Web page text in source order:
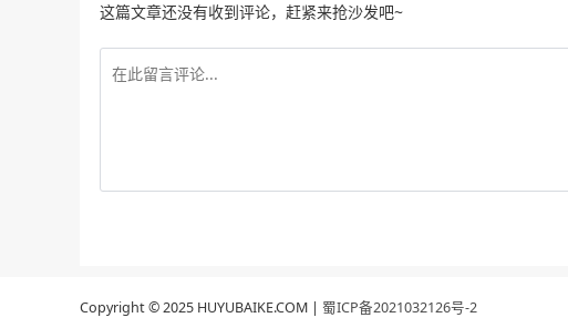
这篇文章还没有收到评论，赶紧来抢沙发吧~
Copyright © 2025 HUYUBAIKE.COM | 蜀ICP备2021032126号-2